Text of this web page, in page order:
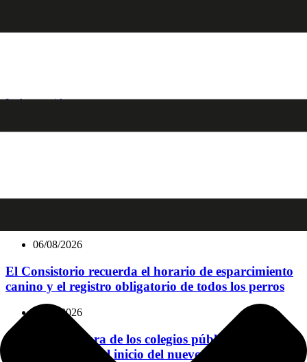
Ir al contenido
06/08/2026
El Consistorio recuerda el horario de esparcimiento
canino y el registro obligatorio de todos los perros
06/08/2026
El plan de mejora de los colegios públicos sigue
avanzando para el inicio del nuevo curso